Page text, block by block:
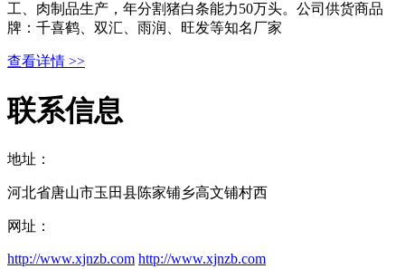
工、肉制品生产，年分割猪白条能力50万头。公司供货商品
牌：千喜鹤、双汇、雨润、旺发等知名厂家
查看详情 >>
联系信息
地址：
河北省唐山市玉田县陈家铺乡高文铺村西
网址：
http://www.xjnzb.com http://www.xjnzb.com